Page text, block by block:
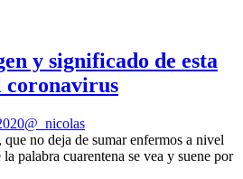
y significado de esta
coronavirus
@_nicolas
no deja de sumar enfermos a nivel
palabra cuarentena se vea y suene por